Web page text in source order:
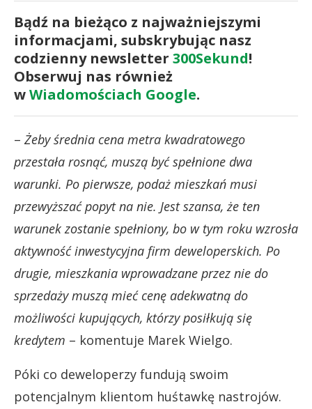
Bądź na bieżąco z najważniejszymi
informacjami, subskrybując nasz
codzienny newsletter 300Sekund!
Obserwuj nas również
wWiadomościach Google.
– Żeby średnia cena metra kwadratowego
przestała rosnąć, muszą być spełnione dwa
warunki. Po pierwsze, podaż mieszkań musi
przewyższać popyt na nie. Jest szansa, że ten
warunek zostanie spełniony, bo w tym roku wzrosła
aktywność inwestycyjna firm deweloperskich. Po
drugie, mieszkania wprowadzane przez nie do
sprzedaży muszą mieć cenę adekwatną do
możliwości kupujących, którzy posiłkują się
kredytem – komentuje Marek Wielgo.
Póki co deweloperzy fundują swoim
potencjalnym klientom huśtawkę nastrojów.